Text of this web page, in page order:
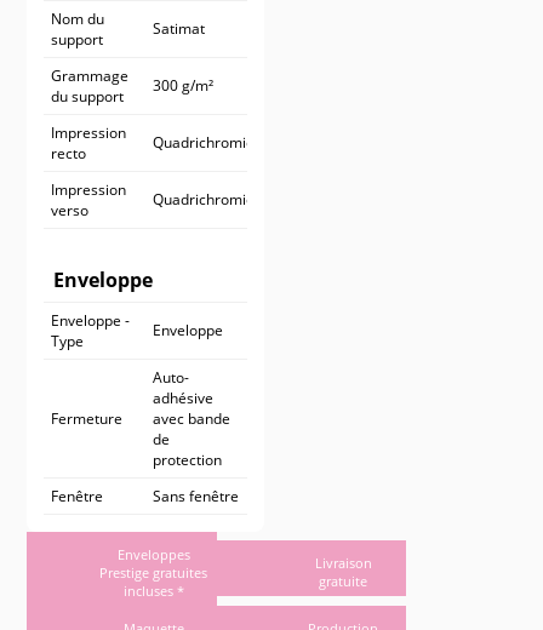
Nom du
support
Satimat
Grammage
du support
300 g/m²
Impression
recto
Quadrichromie
Impression
verso
Quadrichromie
Enveloppe
Enveloppe -
Type
Enveloppe
Fermeture
Auto-
adhésive
avec bande
de
protection
Fenêtre
Sans fenêtre
Enveloppes
Prestige gratuites
incluses *
Livraison
gratuite